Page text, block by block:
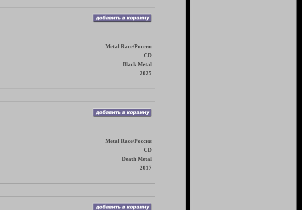
Metal Race/Россия
CD
Black Metal
2025
Metal Race/Россия
CD
Death Metal
2017